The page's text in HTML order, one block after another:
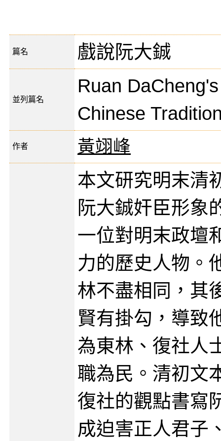
篇名 戲說阮大鋮
並列篇名
Ruan
Chinese
作者 黃翊峰
本文研究明末清
阮大鋮奸臣形象
一位對明末政壇
力的歷史人物。
林不盡相同，其
賢有掛勾，導致
為東林、復社人
職為民。清初文
復社的觀點書寫
成迫害正人君子